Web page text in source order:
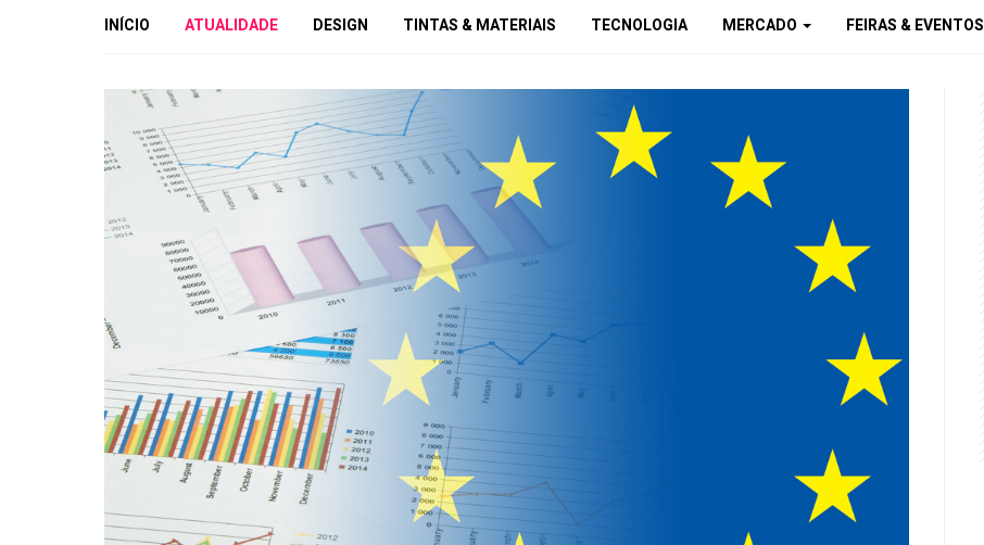
INÍCIO ATUALIDADE DESIGN TINTAS & MATERIAIS TECNOLOGIA MERCADO FEIRAS & EVENTOS